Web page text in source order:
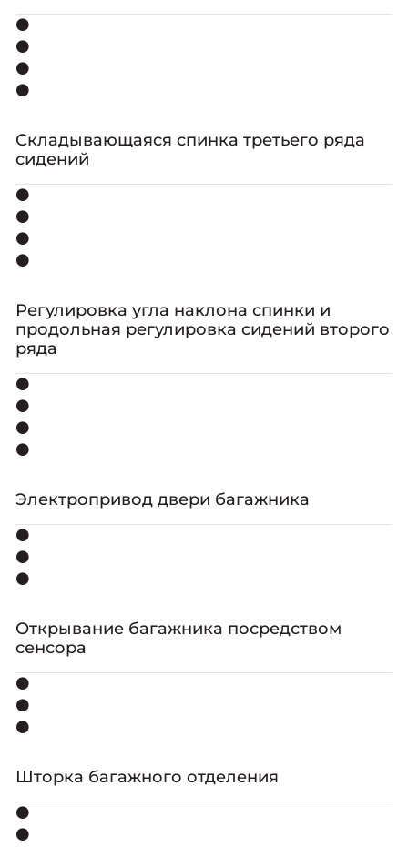
⚫
⚫
⚫
⚫
Складывающаяся спинка третьего ряда
сидений
⚫
⚫
⚫
⚫
Регулировка угла наклона спинки и
продольная регулировка сидений второго
ряда
⚫
⚫
⚫
⚫
Электропривод двери багажника
⚫
⚫
⚫
Открывание багажника посредством
сенсора
⚫
⚫
⚫
Шторка багажного отделения
⚫
⚫